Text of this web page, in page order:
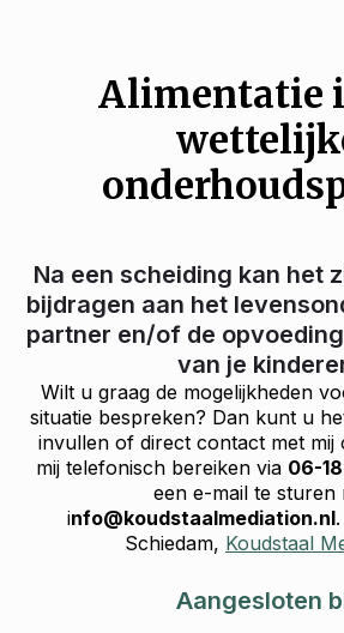
Alimentatie
Na een scheiding kan het
bijdragen aan het
partner en/of de
van je
Wilt u graag de mogelijkheden
situatie bespreken? Dan kunt u
invullen of direct contact met mij
mij telefonisch bereiken via 06-
een e-mail te sturen
info@koudstaalmediation.nl
Schiedam, Koudstaal
Aangesloten